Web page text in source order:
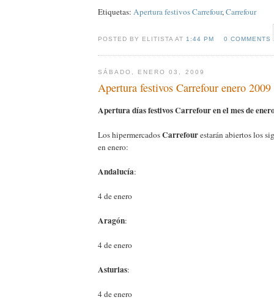
Etiquetas: Apertura festivos Carrefour,Carrefour
POSTED BY ELITISTA AT 1:44 PM 0 COMMENTS
SÁBADO, ENERO 03, 2009
Apertura festivos Carrefour enero 2009
Apertura días festivos Carrefour en el mes de
Los hipermercadosCarrefourestarán abiertos los
en enero:
Andalucía:
4 de enero
Aragón:
4 de enero
Asturias:
4 de enero